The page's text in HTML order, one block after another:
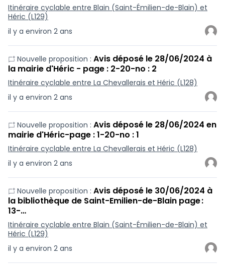
il y a environ 2 ans
Itinéraire cyclable entre Blain (Saint-Émilien-de-Blain) et
Héric (L129)
il y a environ 2 ans
Nouvelle proposition : Avis déposé le 28/06/2024 à
la mairie d'Héric - page : 2-20-no : 2
Itinéraire cyclable entre La Chevallerais et Héric (L128)
il y a environ 2 ans
Nouvelle proposition : Avis déposé le 28/06/2024 en
mairie d'Héric-page : 1-20-no : 1
Itinéraire cyclable entre La Chevallerais et Héric (L128)
il y a environ 2 ans
Nouvelle proposition : Avis déposé le 30/06/2024 à
la bibliothèque de Saint-Emilien-de-Blain page :
13-…
Itinéraire cyclable entre Blain (Saint-Émilien-de-Blain) et
Héric (L129)